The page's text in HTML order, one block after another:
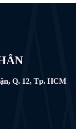
Q. 12, Tp. HCM